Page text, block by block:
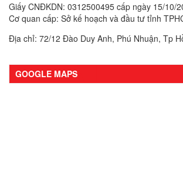
Giấy CNĐKDN: 0312500495 cấp ngày 15/10/
Cơ quan cấp: Sở kế hoạch và đầu tư tỉnh
Địa chỉ: 72/12 Đào Duy Anh, Phú Nhuận, Tp
GOOGLE MAPS